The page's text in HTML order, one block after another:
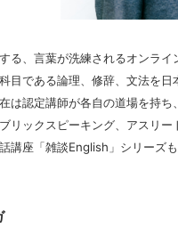
る、言葉が洗練されるオンライ
目である論理、修辞、文法を
は認定講師が各自の道場を持
リックスピーキング、アスリ
講座「雑談English」シリーズ